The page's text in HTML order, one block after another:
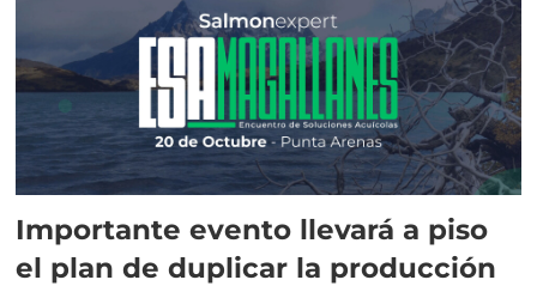
Importante evento llevará a piso
el plan de duplicar la producción